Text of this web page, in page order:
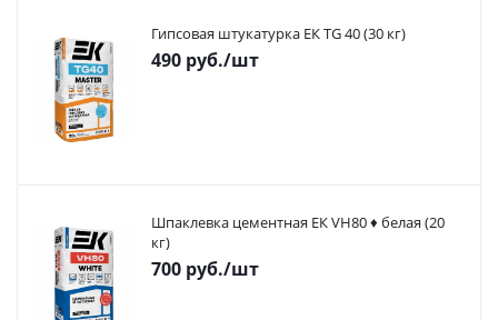
Гипсовая штукатурка ЕК TG 40 (30 кг)
490 руб./шт
Шпаклевка цементная ЕК VH80 ♦ белая (20
кг)
700 руб./шт